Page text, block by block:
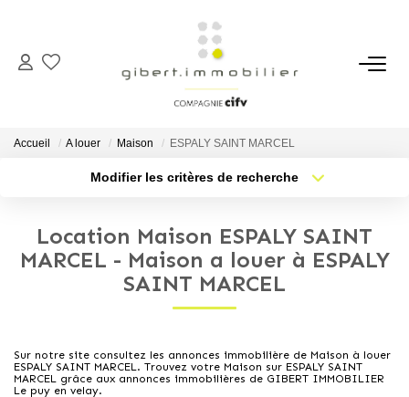
ACHETER
Maisons
Parkings
Immeubles
Terrains
LOUER
Accueil A louer Maison ESPALY SAINT MARCEL
Modifier les critères de recherche
Sélectionnez...
Type de bien
Nb pièces min.
Location Maison ESPALY SAINT
MARCEL - Maison a louer à ESPALY
SAINT MARCEL
Sur notre site consultez les annonces immobilière de Maison à louer
ESPALY SAINT MARCEL. Trouvez votre Maison sur ESPALY SAINT
MARCEL grâce aux annonces immobilières de GIBERT IMMOBILIER
Le puy en velay.